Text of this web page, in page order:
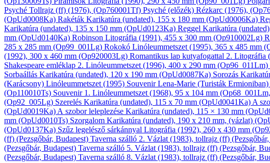
Psyché Tollrajz (ff) (1976), (Op760001Tf) Psyché (előzék) Rézkarc (1976),
(OpUd0008Ka) Rakéták Karikatúra (undated), 155 x 180 mm (OpUd0006Ka)
Karikatúra (undated), 135 x 150 mm (OpUd0123Ka) Reggel Karikatúra
mm (OpUd0140Ka) Robinson Litográfia (1991), 455 x 300 mm (Op910002Lg)
285 x 285 mm (Op99_001Lg) Rokokó Linóleum­metszet (1995), 365 x 485 mm
(1992), 300 x 460 mm (Op920003Lg) Romantikus lap kutya­fogattal 2. Litográfia
Shakespeare emléklap 2. Linóleum­metszet (1996), 400 x 290 mm (Op96_011Lm)
Sorbaállás Karikatúra (undated), 120 x 190 mm (OpUd0087Ka) Sorozás
(Karácsony) Linóleum­metszet (1995) Souvenir Lena-Marie (Turisták Ermioniban)
(Op110010Ts) Souvenir 1. Linóleum­metszet (1968), 95 x 104 mm
(Op92_005Lg) Szerelés Karikatúra (undated), 115 x 70 mm (OpUd0041Ka) A
(OpUd0019Ka) A szobor leleplezése Karikatúra (undated), 115 × 130 mm
mm (OpUd0010Ts) Szorgalom Karikatúra (undated), 190 x 210 mm, (vázlat)
(OpUd0137Ka) Szűz legelésző sárkánnyal Litográfia (1992), 260 x 430 mm
(ff) (Pezsgőbár, Budapest) Taverna szálló 2. Vázlat (1983), tollrajz (ff)
(Pezsgőbár, Budapest) Taverna szálló 5. Vázlat (1983), tollrajz (ff) (Pezsgőbár,
(Pezsgőbár, Budapest) Taverna szálló 8. Vázlat (1983), tollrajz (ff) (Pezsgőbár,